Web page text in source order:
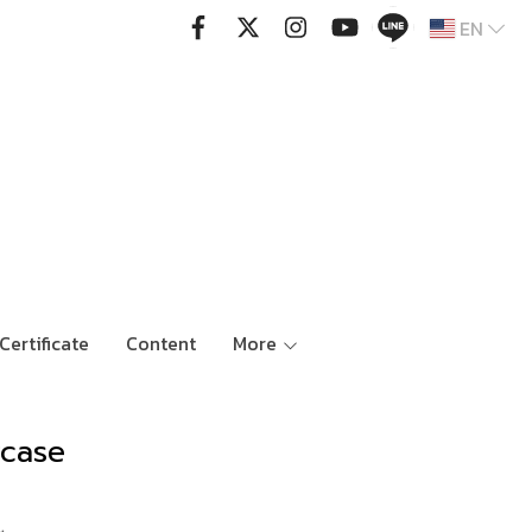
EN
Certificate Content More